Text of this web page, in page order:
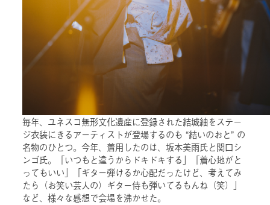
毎年、ユネスコ無形文化遺産に登録された結城紬をステー
ジ衣装にきるアーティストが登場するのも “結いのおと” の
名物のひとつ。今年、着用したのは、坂本美雨氏と関口シ
ンゴ氏。「いつもと違うからドキドキする」「着心地がと
ってもいい」「ギター弾けるか心配だったけど、考えてみ
たら（お笑い芸人の）ギター侍も弾いてるもんね（笑）」
など、様々な感想で会場を沸かせた。